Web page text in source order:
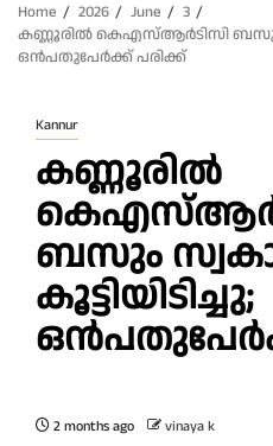
Home 2026 June
3
കണ്ണൂരിൽ കെഎസ്ആർടിസി ബസും
ഒൻപതുപേർക്ക് പരിക്ക്
Kannur
കണ്ണൂരിൽ
ബസും
കൂട്ടിയിടിച്ചു;
2 months ago vinaya k